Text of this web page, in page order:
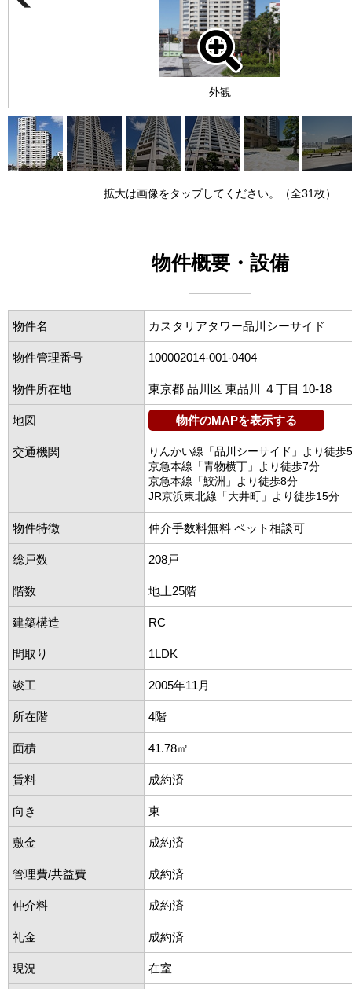
外観
拡大は画像をタップしてください。（全31枚）
物件概要・設備
物件名 カスタリアタワー品川シーサイド
物件管理番号 100002014-001-0404
物件所在地 東京都 品川区 東品川 ４丁目 10-18
地図 物件のMAPを表示する
交通機関
りんかい線「品川シーサイド」より徒歩
京急本線「青物横丁」より徒歩7分
京急本線「鮫洲」より徒歩8分
JR京浜東北線「大井町」より徒歩15分
物件特徴 仲介手数料無料 ペット相談可
総戸数 208戸
階数 地上25階
建築構造 RC
間取り 1LDK
竣工 2005年11月
所在階 4階
面積 41.78㎡
賃料 成約済
向き 東
敷金 成約済
管理費/共益費 成約済
仲介料 成約済
礼金 成約済
現況 在室